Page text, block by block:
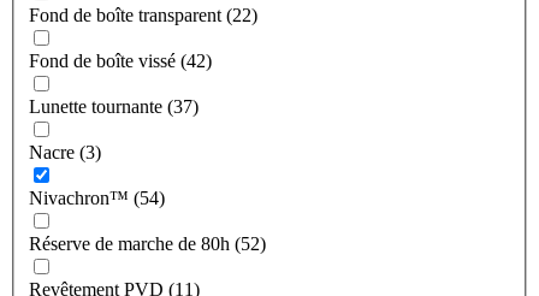
Fond de boîte transparent (22)
Fond de boîte vissé (42)
Lunette tournante (37)
Nacre (3)
Nivachron™ (54)
Réserve de marche de 80h (52)
Revêtement PVD (11)